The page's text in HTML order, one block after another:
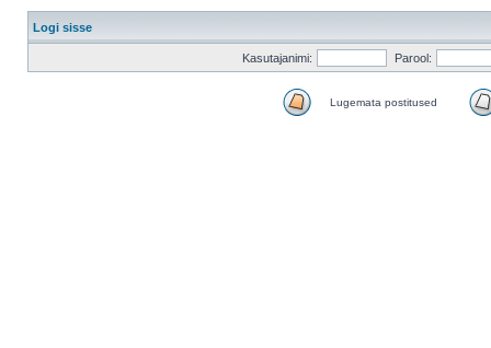
Logi sisse
Kasutajanimi: Parool:
Lugemata postitused